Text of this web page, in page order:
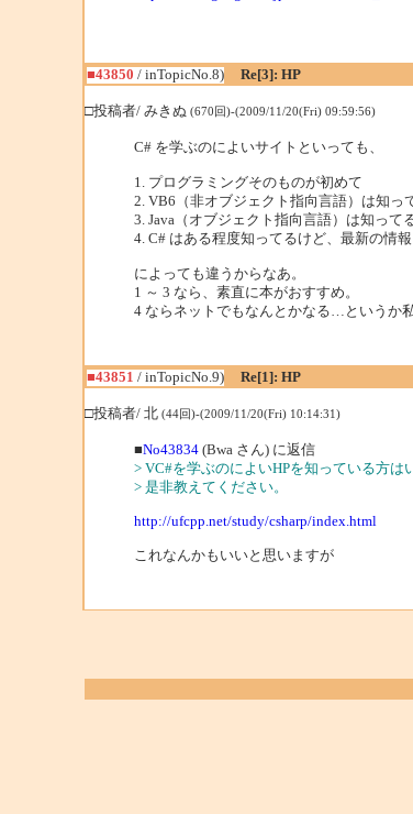
■43850 / inTopicNo.8)
Re[3]: HP
□投稿者/ みきぬ (670回)-(2009/11/20(Fri) 09:59:56)
C# を学ぶのによいサイトといっても、
1. プログラミングそのものが初めて
2. VB6（非オブジェクト指向言語）は知っ
3. Java（オブジェクト指向言語）は知って
4. C# はある程度知ってるけど、最新の情
によっても違うからなあ。
1 ～ 3 なら、素直に本がおすすめ。
4 ならネットでもなんとかなる…というか
■43851 / inTopicNo.9)
Re[1]: HP
□投稿者/ 北 (44回)-(2009/11/20(Fri) 10:14:31)
■No43834(Bwa さん) に返信
> VC#を学ぶのによいHPを知っている方は
> 是非教えてください。
http://ufcpp.net/study/csharp/index.html
これなんかもいいと思いますが